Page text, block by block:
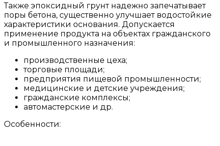
Также эпоксидный грунт надежно запечатывает
поры бетона, существенно улучшает водостойкие
характеристики основания. Допускается
применение продукта на объектах гражданского
и промышленного назначения:
производственные цеха;
торговые площади;
предприятия пищевой промышленности;
медицинские и детские учреждения;
гражданские комплексы;
автомастерские и др.
Особенности: